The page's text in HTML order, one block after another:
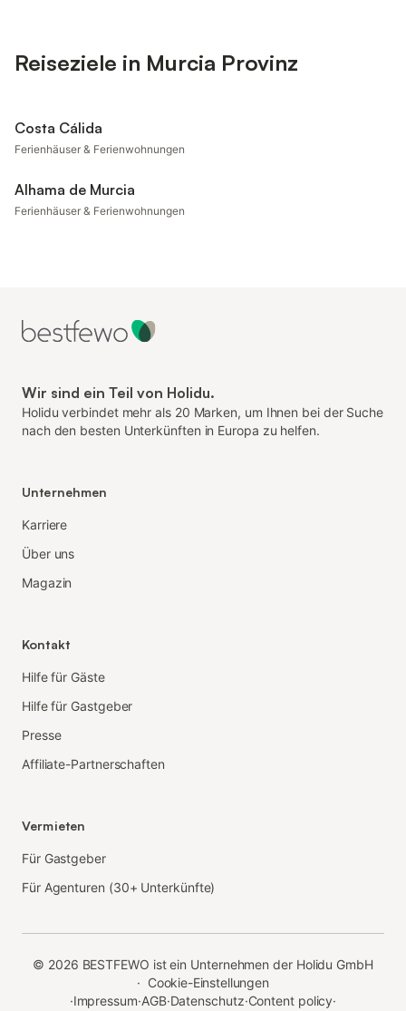
Reiseziele in Murcia Provinz
Costa Cálida
Ferienhäuser & Ferienwohnungen
Alhama de Murcia
Ferienhäuser & Ferienwohnungen
Wir sind ein Teil von Holidu.
Holidu verbindet mehr als 20 Marken, um Ihnen bei der Suche
nach den besten Unterkünften in Europa zu helfen.
Unternehmen
Karriere
Über uns
Magazin
Kontakt
Hilfe für Gäste
Hilfe für Gastgeber
Presse
Affiliate-Partnerschaften
Vermieten
Für Gastgeber
Für Agenturen (30+ Unterkünfte)
© 2026 BESTFEWO ist ein Unternehmen der Holidu GmbH
· Cookie-Einstellungen
·Impressum·AGB·Datenschutz·Content policy·